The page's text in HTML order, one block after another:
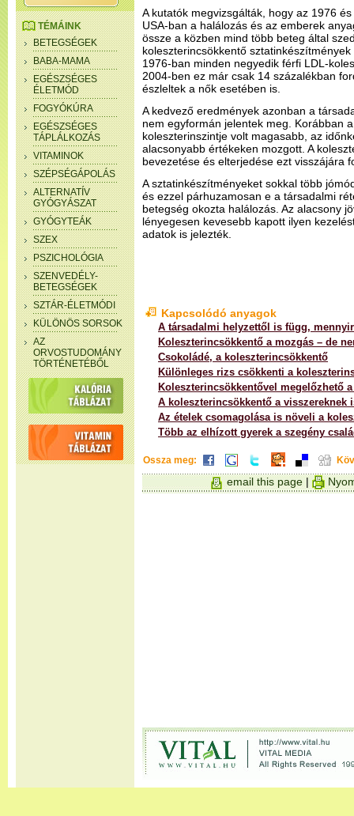
TÉMÁINK
BETEGSÉGEK
BABA-MAMA
EGÉSZSÉGES
ÉLETMÓD
FOGYÓKÚRA
EGÉSZSÉGES
TÁPLÁLKOZÁS
VITAMINOK
SZÉPSÉGÁPOLÁS
ALTERNATÍV
GYÓGYÁSZAT
GYÓGYTEÁK
SZEX
PSZICHOLÓGIA
SZENVEDÉLY-
BETEGSÉGEK
SZTÁR-ÉLETMÓDI
KÜLÖNÖS SORSOK
AZ
ORVOSTUDOMÁNY
TÖRTÉNETÉBŐL
A kutatók megvizsgálták, hogy az 1976
USA-ban a halálozás és az emberek
össze a közben mind több beteg által
koleszterincsökkentő
1976-ban minden negyedik férfi LDL-
2004-ben ez már csak 14 százalékban
észleltek a nők esetében is.
A kedvező eredmények azonban a
nem egyformán jelentek meg. Korábban
koleszterinszintje volt magasabb, az
alacsonyabb értékeken mozgott. A
bevezetése és elterjedése ezt visszájára
A sztatinkészítményeket sokkal több
és ezzel párhuzamosan e a társadalmi
betegség okozta halálozás. Az alacsony
lényegesen kevesebb kapott ilyen
adatok is jelezték.
Kapcsolódó anyagok
A társadalmi helyzettől is függ,
Koleszterincsökkentő a mozgás – de
Csokoládé, a koleszterincsökkentő
Különleges rizs csökkenti a
Koleszterincsökkentővel megelőzhető
A koleszterincsökkentő a visszereknek
Az ételek csomagolása is növeli a
Több az elhízott gyerek a szegény
Ossza meg:
email this page |